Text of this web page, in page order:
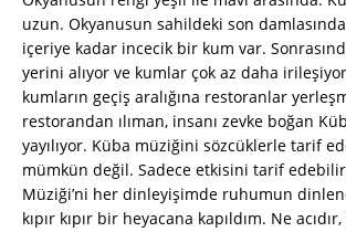
uzun. Okyanusun sahildeki son
içeriye kadar incecik bir kum var.
yerini alıyor ve kumlar çok az daha
kumların geçiş aralığına restoranlar
restorandan ılıman, insanı zevke boğan
yayılıyor. Küba müziğini sözcüklerle tarif
mümkün değil. Sadece etkisini tarif
Müziği’ni her dinleyişimde ruhumun
kıpır kıpır bir heyacana kapıldım. Ne